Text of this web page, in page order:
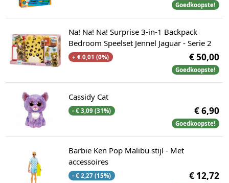
Goedkoopste!
Na! Na! Na! Surprise 3-in-1 Backpack
Bedroom Speelset Jennel Jaguar - Serie 2
+ € 0,01 (0%) € 50,00
Goedkoopste!
Cassidy Cat
- € 3,09 (31%) € 6,90
Goedkoopste!
Barbie Ken Pop Malibu stijl - Met
accessoires
- € 2,27 (15%) € 12,72